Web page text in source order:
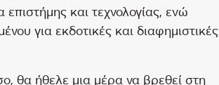
και τεχνολογίας, ενώ
για εκδοτικές και διαφημιστικές
θα ήθελε μια μέρα να βρεθεί στη